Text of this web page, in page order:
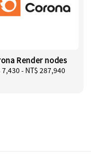
Render nodes
7,430 - NT$ 287,940